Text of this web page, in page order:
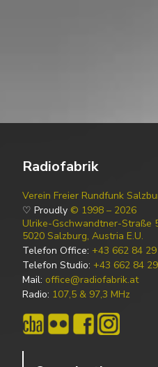
Radiofabrik
Verein Freier Rundfunk
♡ Proudly © 1998 – 2026
Ulrike-Gschwandtner-Straße
5020 Salzburg, Austria E.U.
Telefon Office: +43 662 84
Telefon Studio: +43 662 84
Mail: office@radiofabrik.at
Radio: 107,5 & 97,3 MHz